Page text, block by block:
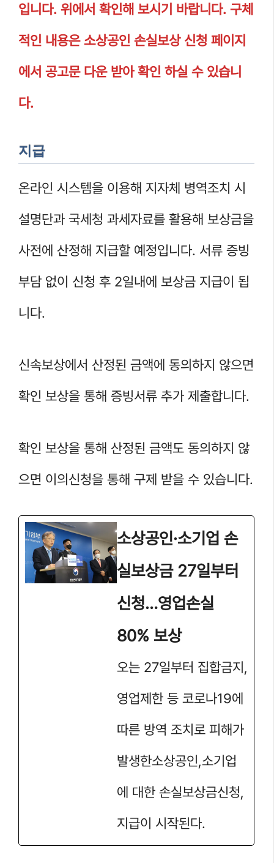
입니다. 위에서 확인해 보시기 바랍니다. 구체
적인 내용은 소상공인 손실보상 신청 페이지
에서 공고문 다운 받아 확인 하실 수 있습니
다.
지급
온라인 시스템을 이용해 지자체 병역조치 시
설명단과 국세청 과세자료를 활용해 보상금을
사전에 산정해 지급할 예정입니다. 서류 증빙
부담 없이 신청 후 2일내에 보상금 지급이 됩
니다.
신속보상에서 산정된 금액에 동의하지 않으면
확인 보상을 통해 증빙서류 추가 제출합니다.
확인 보상을 통해 산정된 금액도 동의하지 않
으면 이의신청을 통해 구제 받을 수 있습니다.
소상공인·소기업 손
실보상금 27일부터
신청…영업손실
80% 보상
오는 27일부터 집합금지,
영업제한 등 코로나19에
따른 방역 조치로 피해가
발생한소상공인,소기업
에 대한 손실보상금신청,
지급이 시작된다.